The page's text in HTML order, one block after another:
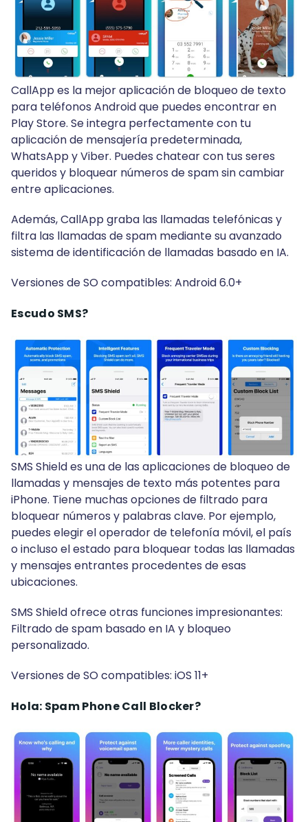
CallApp es la mejor aplicación de bloqueo de texto
para teléfonos Android que puedes encontrar en
Play Store. Se integra perfectamente con tu
aplicación de mensajería predeterminada,
WhatsApp y Viber. Puedes chatear con tus seres
queridos y bloquear números de spam sin cambiar
entre aplicaciones.
Además, CallApp graba las llamadas telefónicas y
filtra las llamadas de spam mediante su avanzado
sistema de identificación de llamadas basado en IA.
Versiones de SO compatibles: Android 6.0+
Escudo SMS?
SMS Shield es una de las aplicaciones de bloqueo de
llamadas y mensajes de texto más potentes para
iPhone. Tiene muchas opciones de filtrado para
bloquear números y palabras clave. Por ejemplo,
puedes elegir el operador de telefonía móvil, el país
o incluso el estado para bloquear todas las llamadas
y mensajes entrantes procedentes de esas
ubicaciones.
SMS Shield ofrece otras funciones impresionantes:
Filtrado de spam basado en IA y bloqueo
personalizado.
Versiones de SO compatibles: iOS 11+
Hola: Spam Phone Call Blocker?